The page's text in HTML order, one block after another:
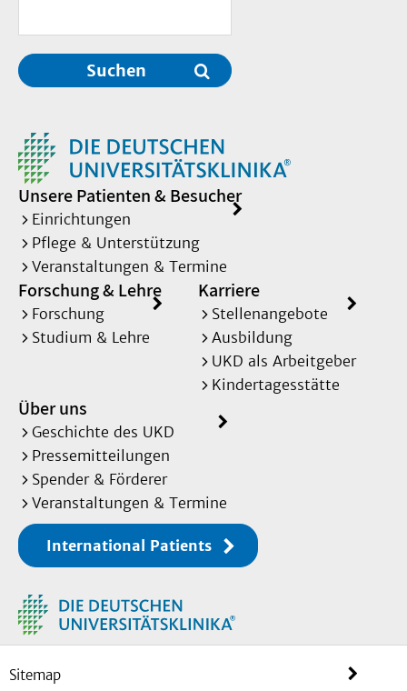
Suchen
Unsere Patienten & Besucher
Einrichtungen
Pflege & Unterstützung
Veranstaltungen & Termine
Forschung & Lehre
Forschung
Studium & Lehre
Karriere
Stellenangebote
Ausbildung
UKD als Arbeitgeber
Kindertagesstätte
Über uns
Geschichte des UKD
Pressemitteilungen
Spender & Förderer
Veranstaltungen & Termine
International Patients
Sitemap